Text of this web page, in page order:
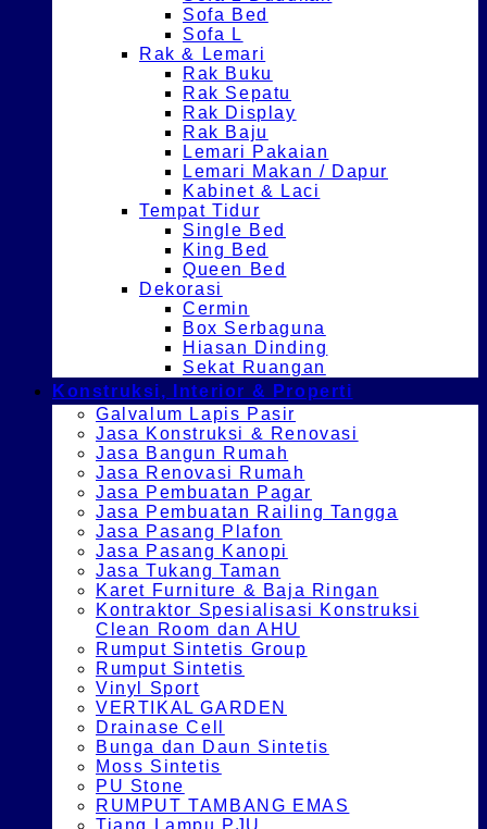
Sofa Bed
Sofa L
Rak & Lemari
Rak Buku
Rak Sepatu
Rak Display
Rak Baju
Lemari Pakaian
Lemari Makan / Dapur
Kabinet & Laci
Tempat Tidur
Single Bed
King Bed
Queen Bed
Dekorasi
Cermin
Box Serbaguna
Hiasan Dinding
Sekat Ruangan
Konstruksi, Interior & Properti
Galvalum Lapis Pasir
Jasa Konstruksi & Renovasi
Jasa Bangun Rumah
Jasa Renovasi Rumah
Jasa Pembuatan Pagar
Jasa Pembuatan Railing Tangga
Jasa Pasang Plafon
Jasa Pasang Kanopi
Jasa Tukang Taman
Karet Furniture & Baja Ringan
Kontraktor Spesialisasi Konstruksi
Clean Room dan AHU
Rumput Sintetis Group
Rumput Sintetis
Vinyl Sport
VERTIKAL GARDEN
Drainase Cell
Bunga dan Daun Sintetis
Moss Sintetis
PU Stone
RUMPUT TAMBANG EMAS
Tiang Lampu PJU